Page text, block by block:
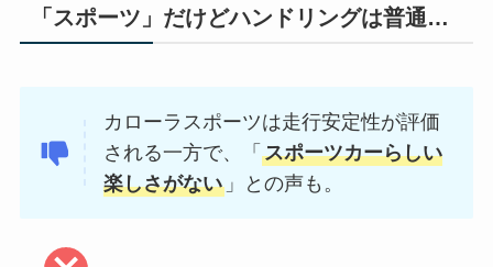
「スポーツ」だけどハンドリングは普通…
カローラスポーツは走行安定性が評価
される一方で、「スポーツカーらしい
楽しさがない 」との声も。